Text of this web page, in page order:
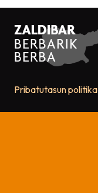
Pribatutasun politika